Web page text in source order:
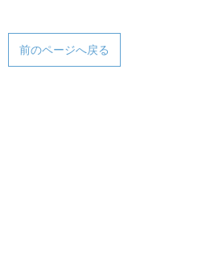
前のページへ戻る